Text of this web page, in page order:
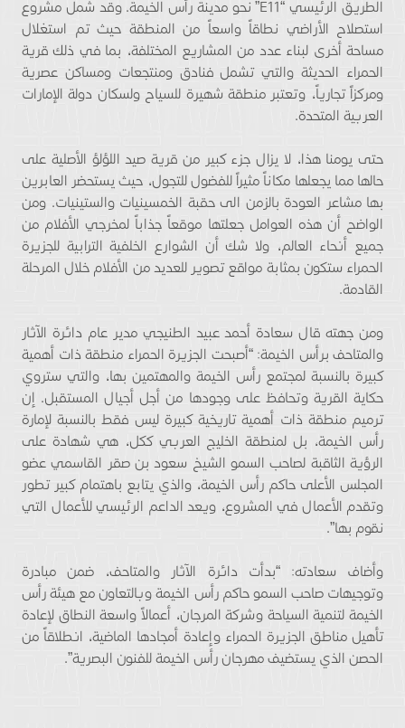
الطريق الرئيسي “E11” نحو مدينة رأس الخيمة. وقد شمل مشروع
استصلاح الأراضي نطاقاً واسعاً من المنطقة حيث تم استغلال
مساحة أخرى لبناء عدد من المشاريع المختلفة، بما في ذلك قرية
الحمراء الحديثة والتي تشمل فنادق ومنتجعات ومساكن عصرية
ومركزاً تجارياً، وتعتبر منطقة شهيرة للسياح ولسكان دولة الإمارات
العربية المتحدة.
حتى يومنا هذا، لا يزال جزء كبير من قرية صيد اللؤلؤ الأصلية على
حالها مما يجعلها مكاناً مثيراً للفضول للتجول، حيث يستحضر العابرين
بها مشاعر العودة بالزمن الى حقبة الخمسينيات والستينيات. ومن
الواضح أن هذه العوامل جعلتها موقعاً جذاباً لمخرجي الأفلام من
جميع أنحاء العالم، ولا شك أن الشوارع الخلفية الترابية للجزيرة
الحمراء ستكون بمثابة مواقع تصوير للعديد من الأفلام خلال المرحلة
القادمة.
ومن جهته قال سعادة أحمد عبيد الطنيجي مدير عام دائرة الآثار
والمتاحف برأس الخيمة: “أصبحت الجزيرة الحمراء منطقة ذات أهمية
كبيرة بالنسبة لمجتمع رأس الخيمة والمهتمين بها، والتي ستروي
حكاية القرية وتحافظ على وجودها من أجل أجيال المستقبل. إن
ترميم منطقة ذات أهمية تاريخية كبيرة ليس فقط بالنسبة لإمارة
رأس الخيمة، بل لمنطقة الخليج العربي ككل، هي شهادة على
الرؤية الثاقبة لصاحب السمو الشيخ سعود بن صقر القاسمي عضو
المجلس الأعلى حاكم رأس الخيمة، والذي يتابع باهتمام كبير تطور
وتقدم الأعمال في المشروع، ويعد الداعم الرئيسي للأعمال التي
نقوم بها”.
وأضاف سعادته: “بدأت دائرة الآثار والمتاحف، ضمن مبادرة
وتوجيهات صاحب السمو حاكم رأس الخيمة وبالتعاون مع هيئة رأس
الخيمة لتنمية السياحة وشركة المرجان، أعمالاً واسعة النطاق لإعادة
تأهيل مناطق الجزيرة الحمراء وإعادة أمجادها الماضية، انطلاقاً من
الحصن الذي يستضيف مهرجان رأس الخيمة للفنون البصرية”.